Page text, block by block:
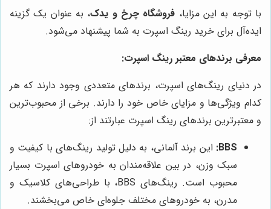
با توجه به این مزایا، فروشگاه چرخ و یدک، به عنوان یک گزینه
ایده‌آل برای خرید رینگ اسپرت به شما پیشنهاد می‌شود.
معرفی برندهای معتبر رینگ اسپرت:
در دنیای رینگ‌های اسپرت، برندهای متعددی وجود دارند که هر
کدام ویژگی‌ها و مزایای خاص خود را دارند. برخی از محبوب‌ترین
و معتبرترین برندهای رینگ اسپرت عبارتند از:
BBS: این برند آلمانی، به دلیل تولید رینگ‌های با کیفیت و
سبک وزن، در بین علاقه‌مندان به خودروهای اسپرت بسیار
محبوب است. رینگ‌های BBS، با طراحی‌های کلاسیک و
مدرن، به خودروهای مختلف جلوه‌ای خاص می‌بخشند.